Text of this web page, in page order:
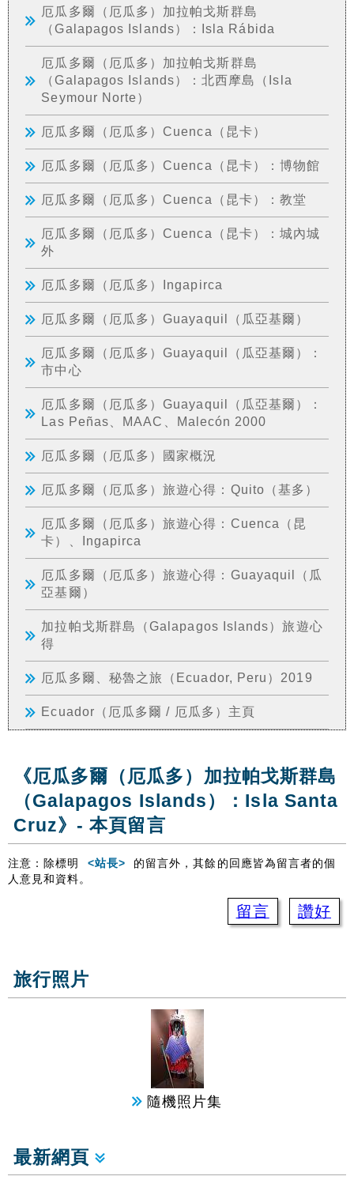
厄瓜多爾（厄瓜多）加拉帕戈斯群島
（Galapagos Islands）：Isla Rábida
厄瓜多爾（厄瓜多）加拉帕戈斯群島
（Galapagos Islands）：北西摩島（Isla
Seymour Norte）
厄瓜多爾（厄瓜多）Cuenca（昆卡）
厄瓜多爾（厄瓜多）Cuenca（昆卡）：博物館
厄瓜多爾（厄瓜多）Cuenca（昆卡）：教堂
厄瓜多爾（厄瓜多）Cuenca（昆卡）：城內城
外
厄瓜多爾（厄瓜多）Ingapirca
厄瓜多爾（厄瓜多）Guayaquil（瓜亞基爾）
厄瓜多爾（厄瓜多）Guayaquil（瓜亞基爾）：
市中心
厄瓜多爾（厄瓜多）Guayaquil（瓜亞基爾）：
Las Peñas、MAAC、Malecón 2000
厄瓜多爾（厄瓜多）國家概況
厄瓜多爾（厄瓜多）旅遊心得：Quito（基多）
厄瓜多爾（厄瓜多）旅遊心得：Cuenca（昆
卡）、Ingapirca
厄瓜多爾（厄瓜多）旅遊心得：Guayaquil（瓜
亞基爾）
加拉帕戈斯群島（Galapagos Islands）旅遊心
得
厄瓜多爾、秘魯之旅（Ecuador, Peru）2019
Ecuador（厄瓜多爾 / 厄瓜多）主頁
《厄瓜多爾（厄瓜多）加拉帕戈斯群島
（Galapagos Islands）：Isla Santa
Cruz》- 本頁留言
注意：除標明 <站長>
的留言外，其餘的回應皆為留言者的個
人意見和資料。
留言 讚好
旅行照片
隨機照片集
最新網頁